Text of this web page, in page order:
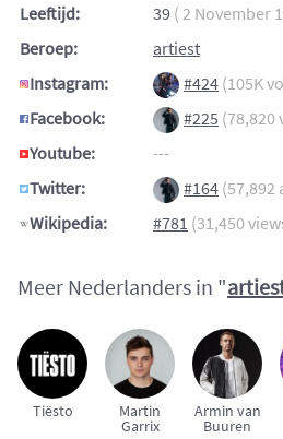
Leeftijd:
39 ( 2 November
Beroep:
artiest
Instagram:
#424 (105K
Facebook:
#225 (78,820
Youtube:
---
Twitter:
#164 (57,892
Wikipedia:
#781 (31,450
Meer Nederlanders in "
Tiësto Martin
Garrix
Armin van
Buuren